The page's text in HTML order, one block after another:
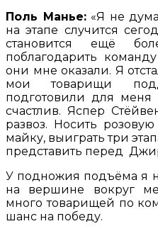
Поль Манье:«Я не
на этапе случится
становится ещё
поблагодарить
они мне оказали. Я
мои товарищи
подготовили для меня
счастлив. Яспер
развоз. Носить
майку, выиграть три
представить перед
У подножия подъёма я
на вершине вокруг
много товарищей по
шанс на победу.